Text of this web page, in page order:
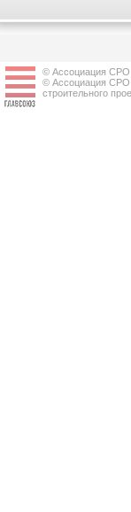
© Ассоциация СРО
© Ассоциация СРО
строительного